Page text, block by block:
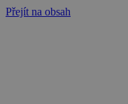
Přejít na obsah